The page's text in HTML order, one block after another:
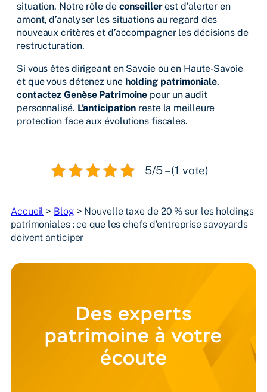
situation. Notre rôle de conseillerest d’alerter en
amont, d’analyser les situations au regard des
nouveaux critères et d’accompagner les décisions de
restructuration.
Si vous êtes dirigeant en Savoie ou en Haute-Savoie
et que vous détenez une holding patrimoniale,
contactez Genèse Patrimoine pour un audit
personnalisé. L’anticipation reste la meilleure
protection face aux évolutions fiscales.
5/5 – (1 vote)
Accueil > Blog> Nouvelle taxe de 20 % sur les holdings
patrimoniales : ce que les chefs d’entreprise savoyards
doivent anticiper
Des experts
patrimoine à votre
écoute